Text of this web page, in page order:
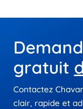
gratuit
Contactez
clair, rapide et